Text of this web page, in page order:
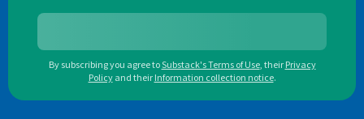
By subscribing you agree toSubstack's Terms of Use, their Privacy
Policy and their Information collection notice.